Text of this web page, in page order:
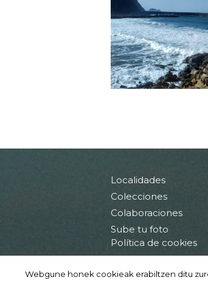
Localidades
Colecciones
Colaboraciones
Sube tu foto
Política de cookies
Condiciones de uso
Webgune honek cookieak erabiltzen ditu